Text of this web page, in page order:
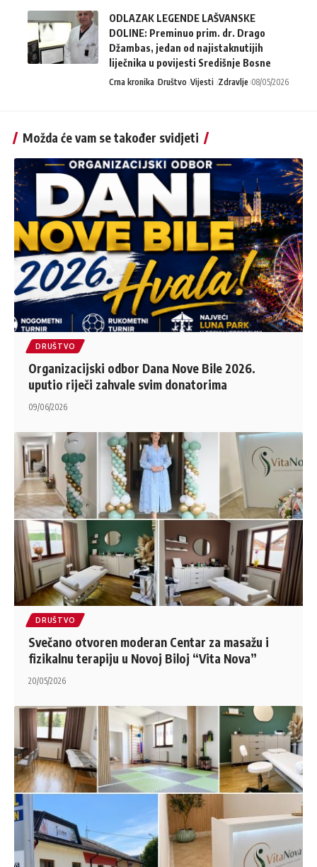
ODLAZAK LEGENDE LAŠVANSKE
DOLINE: Preminuo prim. dr. Drago
Džambas, jedan od najistaknutijih
liječnika u povijesti Središnje Bosne
Crna kronika Društvo Vijesti Zdravlje 08/05/2026
Možda će vam se također svidjeti
DRUŠTVO
Organizacijski odbor Dana Nove Bile 2026.
uputio riječi zahvale svim donatorima
09/06/2026
DRUŠTVO
Svečano otvoren moderan Centar za masažu i
fizikalnu terapiju u Novoj Biloj “Vita Nova”
20/05/2026